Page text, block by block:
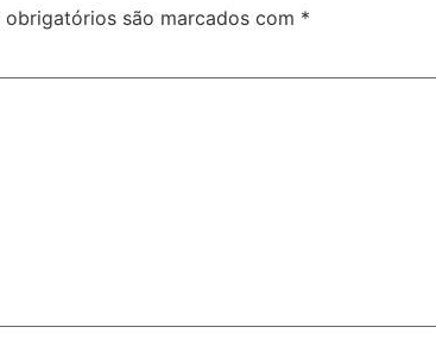
obrigatórios são marcados com *